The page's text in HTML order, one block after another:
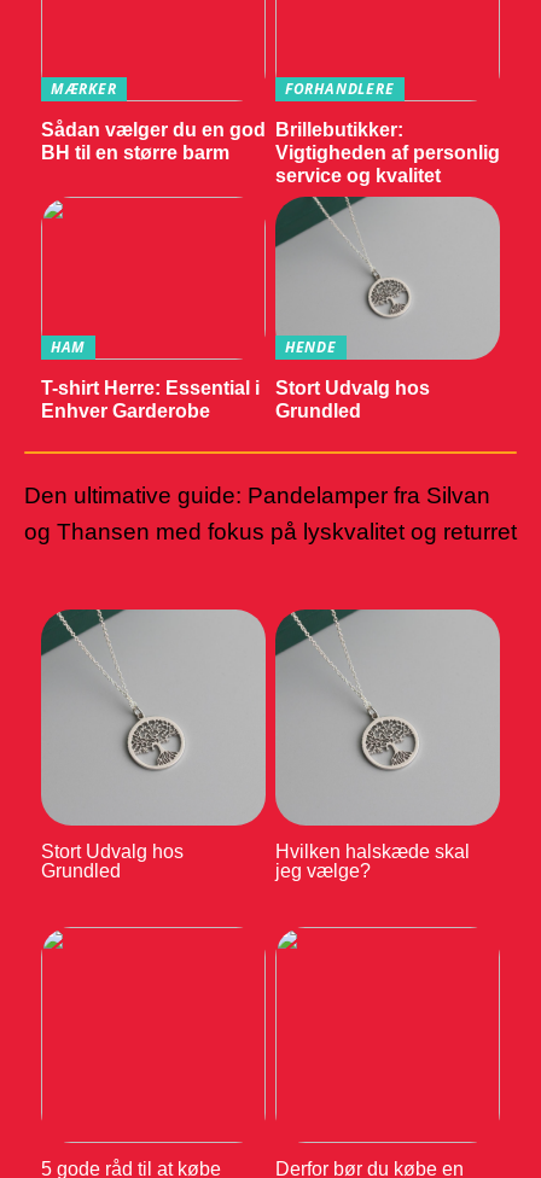
MÆRKER
Sådan vælger du en god
BH til en større barm
FORHANDLERE
Brillebutikker:
Vigtigheden af personlig
service og kvalitet
HAM
T-shirt Herre: Essential i
Enhver Garderobe
HENDE
Stort Udvalg hos
Grundled
Den ultimative guide: Pandelamper fra Silvan
og Thansen med fokus på lyskvalitet og returret
Stort Udvalg hos
Grundled
Hvilken halskæde skal
jeg vælge?
5 gode råd til at købe Derfor bør du købe en